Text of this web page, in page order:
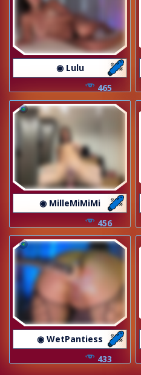
◉ Lulu
465
◉ MilleMiMiMi
456
◉ WetPantiess
433